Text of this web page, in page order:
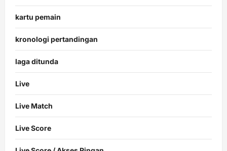
kartu pemain
kronologi pertandingan
laga ditunda
Live
Live Match
Live Score